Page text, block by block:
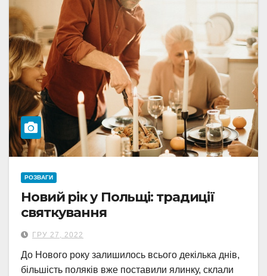
РОЗВАГИ
Новий рік у Польщі: традиції
святкування
ГРУ 27, 2022
До Нового року залишилось всього декілька днів,
більшість поляків вже поставили ялинку, склали